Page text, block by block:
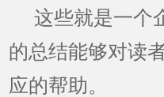
这些就是一个
的总结能够对读
应的帮助。